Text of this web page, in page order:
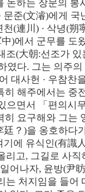
논하는 장문의 봉
문준(文濬)에게 국
천(連川 ) · 삭녕(朔
)에서 군무를 도
조(大朝:선조가 있
였다. 그는 의주의
대사헌 · 우참찬
히 해주에서는 중
으면서 「 편의시
요구해와 그는
廷 ？ )을 옹호하다
기에 유식인(有識人
리고, 그길로 사직
어나자, 윤방(尹昉
는 처지임을 들어